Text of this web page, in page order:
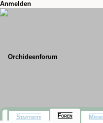
Anmelden
Startseite Foren